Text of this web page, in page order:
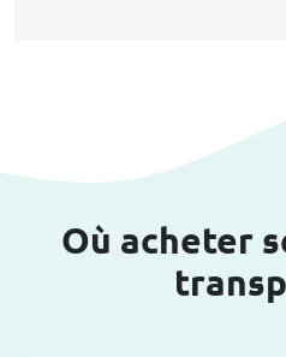
Où acheter